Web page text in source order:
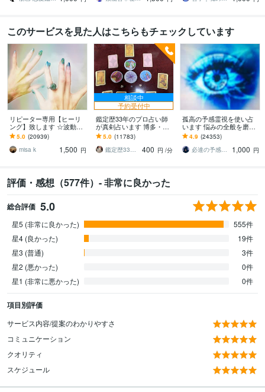
このサービスを見た人はこちらもチェックしています
リピーター専用【ヒーリ
ング】致します ☆波動を
上げ、流れを良くします
☆
5.0 (20939)
misa k
1,500 円
相談中
予約受付中
鑑定歴33年のプロ占い師
が真剣占います 博多・廓
屋の純血統占い祈願師
雷鳥
5.0 (11783)
鑑定歴33年のプロ占い師 雷鳥
400 円 /分
孤高の予感霊視を使い占
います 悩みの全般を磨き
上げ、研ぎ澄ました予感
より霊視により導きます
4.9 (24353)
必達の予感霊視 渡邊 潤一
1,000 円
評価・感想（577件）- 非常に良かった
総合評価 5.0
星5 (非常に良かった)
555件
星4 (良かった)
19件
星3 (普通)
3件
星2 (悪かった)
0件
星1 (非常に悪かった)
0件
項目別評価
サービス内容/提案のわかりやすさ
コミュニケーション
クオリティ
スケジュール